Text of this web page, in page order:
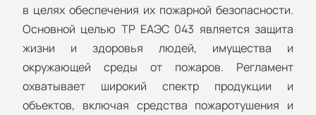
в целях обеспечения их пожарной безопасности.
Основной целью ТР ЕАЭС 043 является защита
жизни и здоровья людей, имущества и
окружающей среды от пожаров. Регламент
охватывает широкий спектр продукции и
объектов, включая средства пожаротушения и